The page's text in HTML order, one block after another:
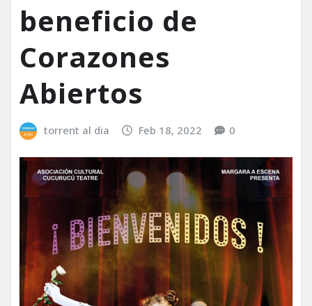
beneficio de
Corazones
Abiertos
torrent al dia Feb 18, 2022 0